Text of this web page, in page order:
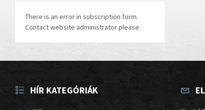
There is an error in subscription form.
Contact website administrator please.
HÍR KATEGÓRIÁK